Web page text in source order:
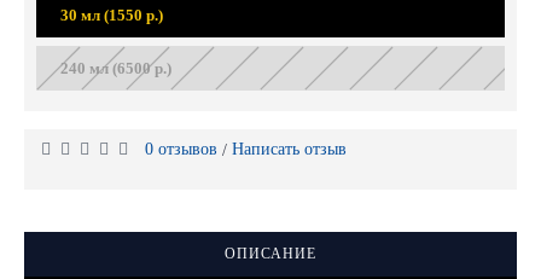
30 мл (1550 р.)
240 мл (6500 р.)
0 отзывов / Написать отзыв
ОПИСАНИЕ